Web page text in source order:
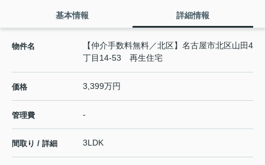
基本情報 詳細情報
物件名
【仲介手数料無料／北区】名古屋市北区山田4
丁目14-53 再生住宅
価格 3,399万円
管理費 -
間取り / 詳細 3LDK